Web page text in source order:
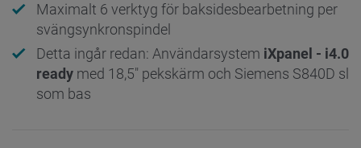
Maximalt 6 verktyg för baksidesbearbetning per
svängsynkronspindel
Detta ingår redan: Användarsystem iXpanel - i4.0
ready med 18,5" pekskärm och Siemens S840D sl
som bas